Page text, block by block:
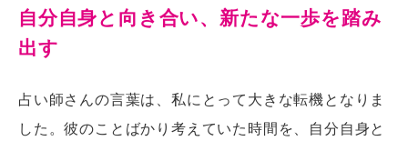
自分自身と向き合い、新たな一歩を踏み
出す
占い師さんの言葉は、私にとって大きな転機となりま
した。彼のことばかり考えていた時間を、自分自身と